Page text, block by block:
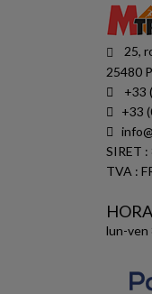
25,
25480
+33
+33
SIRET
TVA :
lun-ven